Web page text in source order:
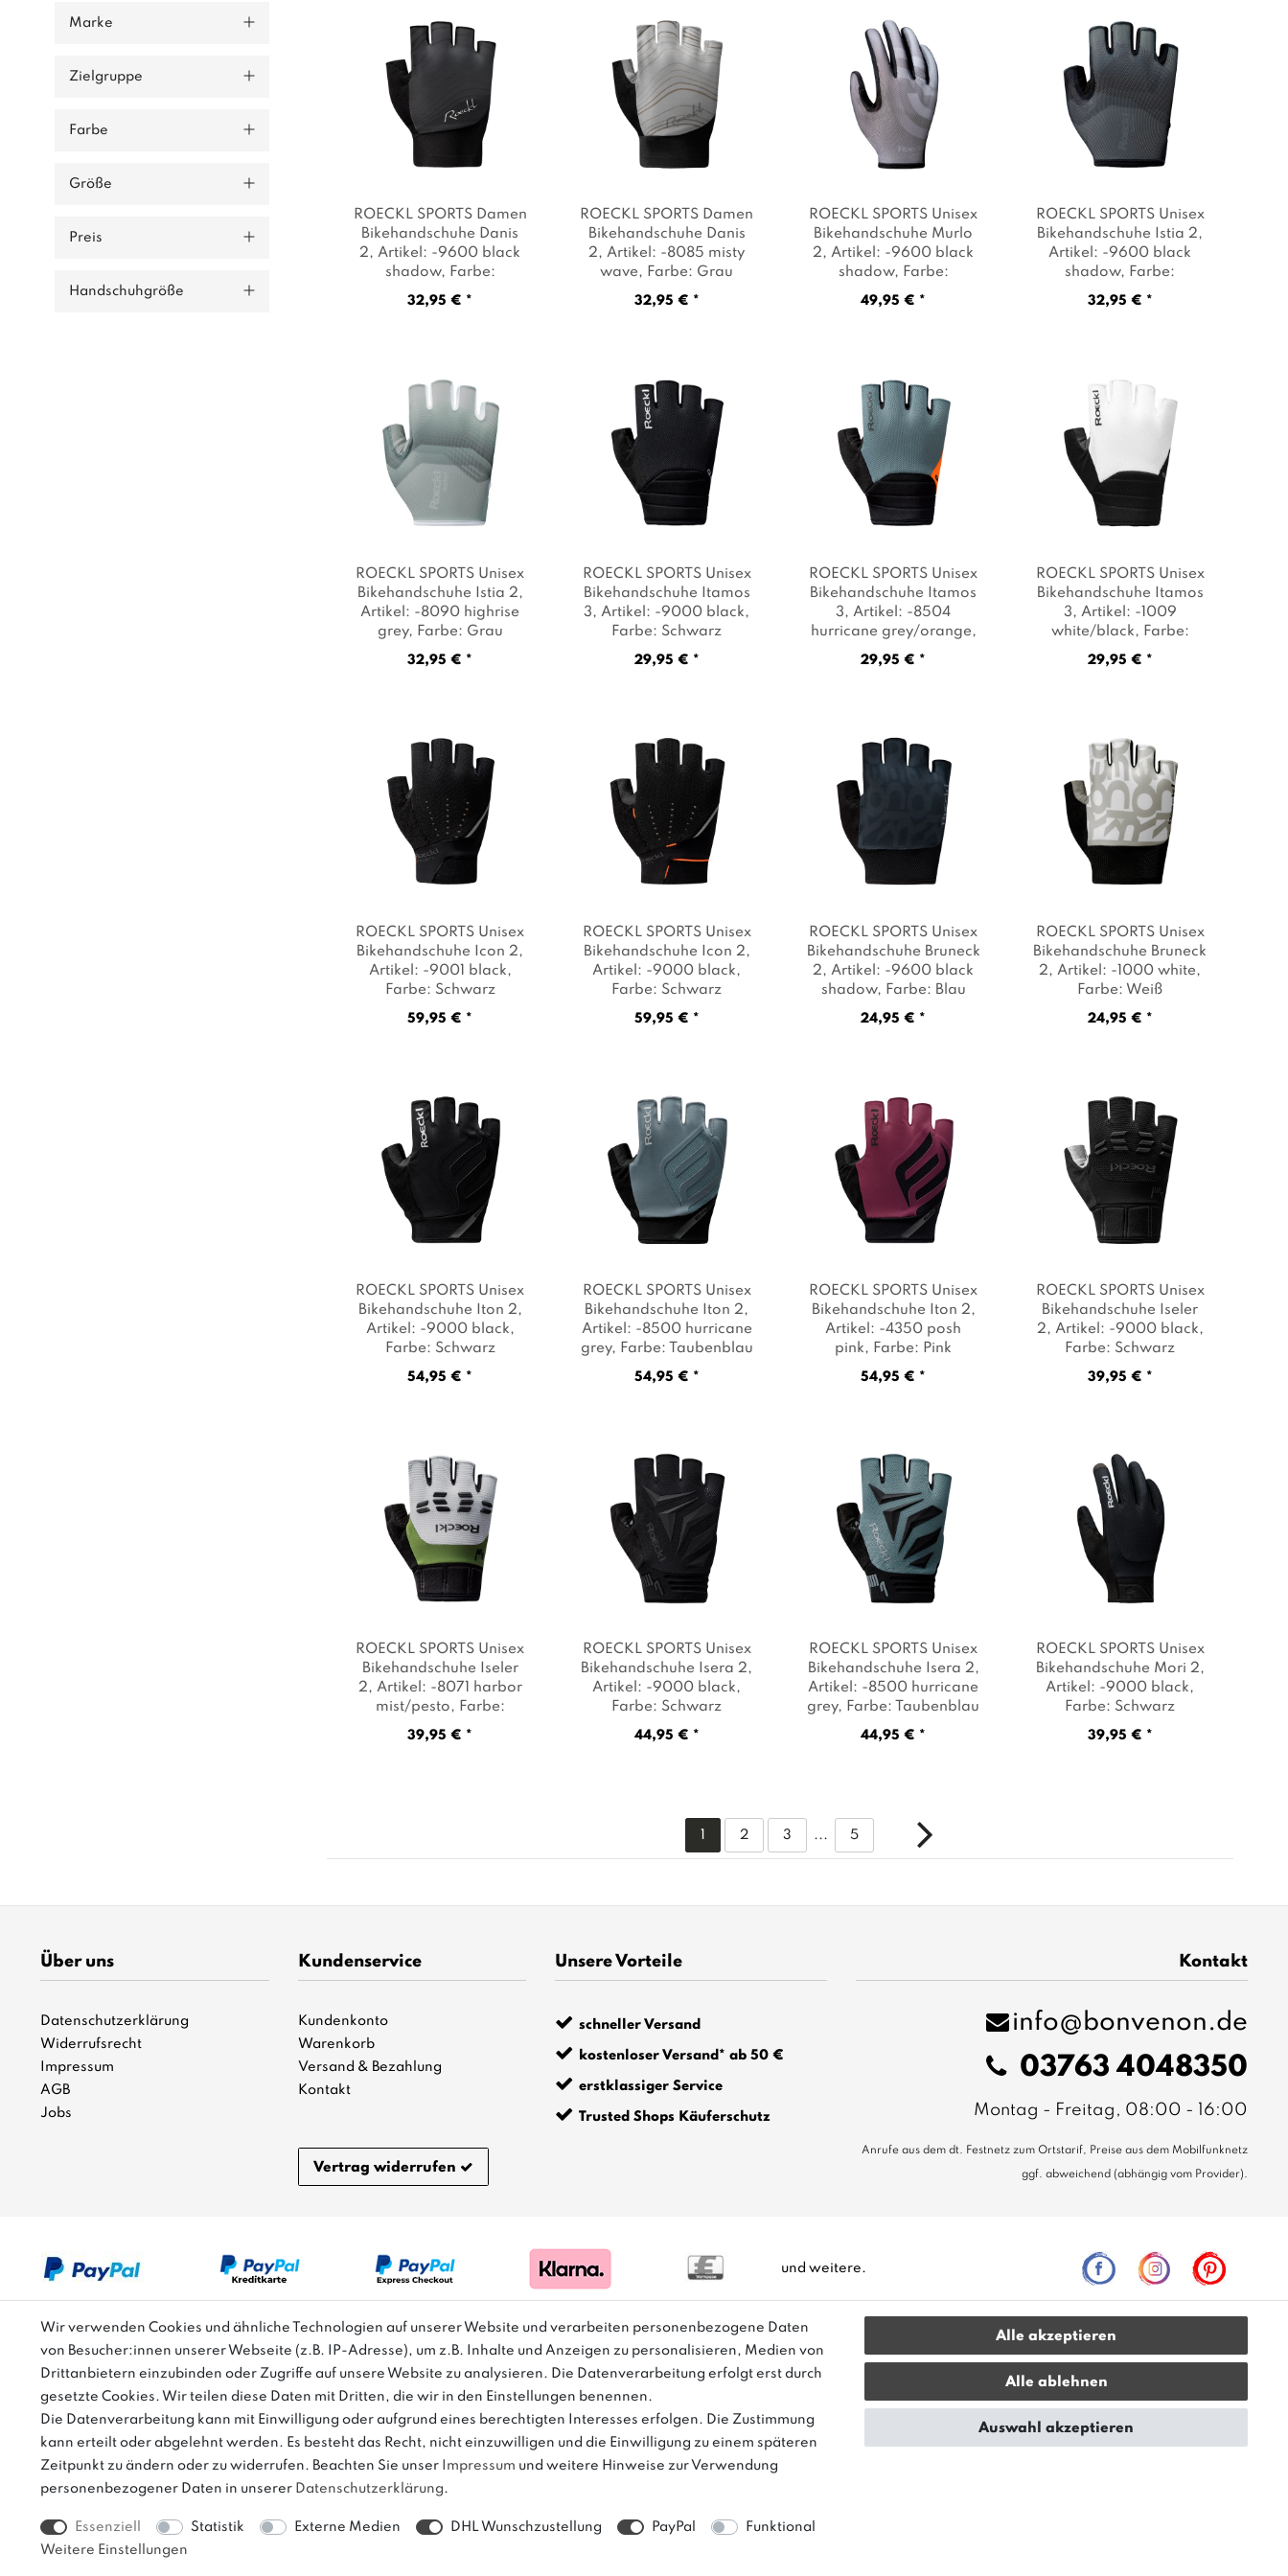
Marke
Zielgruppe
Farbe
Größe
Preis
Handschuhgröße
ROECKL SPORTS Damen
Bikehandschuhe Danis
2, Artikel: -9600 black
shadow, Farbe:
Schwarz
32,95 € *
ROECKL SPORTS Damen
Bikehandschuhe Danis
2, Artikel: -8085 misty
wave, Farbe: Grau
32,95 € *
ROECKL SPORTS Unisex
Bikehandschuhe Murlo
2, Artikel: -9600 black
shadow, Farbe:
Schwarz
49,95 € *
ROECKL SPORTS Unisex
Bikehandschuhe Istia 2,
Artikel: -9600 black
shadow, Farbe:
Schwarz
32,95 € *
ROECKL SPORTS Unisex
Bikehandschuhe Istia 2,
Artikel: -8090 highrise
grey, Farbe: Grau
32,95 € *
ROECKL SPORTS Unisex
Bikehandschuhe Itamos
3, Artikel: -9000 black,
Farbe: Schwarz
29,95 € *
ROECKL SPORTS Unisex
Bikehandschuhe Itamos
3, Artikel: -8504
hurricane grey/orange,
Farbe: Taubenblau
29,95 € *
ROECKL SPORTS Unisex
Bikehandschuhe Itamos
3, Artikel: -1009
white/black, Farbe:
Weiß
29,95 € *
ROECKL SPORTS Unisex
Bikehandschuhe Icon 2,
Artikel: -9001 black,
Farbe: Schwarz
59,95 € *
ROECKL SPORTS Unisex
Bikehandschuhe Icon 2,
Artikel: -9000 black,
Farbe: Schwarz
59,95 € *
ROECKL SPORTS Unisex
Bikehandschuhe Bruneck
2, Artikel: -9600 black
shadow, Farbe: Blau
24,95 € *
ROECKL SPORTS Unisex
Bikehandschuhe Bruneck
2, Artikel: -1000 white,
Farbe: Weiß
24,95 € *
ROECKL SPORTS Unisex
Bikehandschuhe Iton 2,
Artikel: -9000 black,
Farbe: Schwarz
54,95 € *
ROECKL SPORTS Unisex
Bikehandschuhe Iton 2,
Artikel: -8500 hurricane
grey, Farbe: Taubenblau
54,95 € *
ROECKL SPORTS Unisex
Bikehandschuhe Iton 2,
Artikel: -4350 posh
pink, Farbe: Pink
54,95 € *
ROECKL SPORTS Unisex
Bikehandschuhe Iseler
2, Artikel: -9000 black,
Farbe: Schwarz
39,95 € *
ROECKL SPORTS Unisex
Bikehandschuhe Iseler
2, Artikel: -8071 harbor
mist/pesto, Farbe:
Mehrfarbig
39,95 € *
ROECKL SPORTS Unisex
Bikehandschuhe Isera 2,
Artikel: -9000 black,
Farbe: Schwarz
44,95 € *
ROECKL SPORTS Unisex
Bikehandschuhe Isera 2,
Artikel: -8500 hurricane
grey, Farbe: Taubenblau
44,95 € *
ROECKL SPORTS Unisex
Bikehandschuhe Mori 2,
Artikel: -9000 black,
Farbe: Schwarz
39,95 € *
2 3 ... 5
Über uns
Datenschutzerklärung
Widerrufsrecht
Impressum
AGB
Jobs
Kundenservice
Kundenkonto
Warenkorb
Versand & Bezahlung
Kontakt
Vertrag widerrufen
Unsere Vorteile
schneller Versand
kostenloser Versand* ab 50 €
erstklassiger Service
Trusted Shops Käuferschutz
Kontakt
info@bonvenon.de
03763 4048350
Montag - Freitag, 08:00 - 16:00
Anrufe aus dem dt. Festnetz zum Ortstarif, Preise aus dem Mobilfunknetz
ggf. abweichend (abhängig vom Provider).
und weitere.
Wir verwenden Cookies und ähnliche Technologien auf unserer Website und verarbeiten personenbezogene Daten
von Besucher:innen unserer Webseite (z.B. IP-Adresse), um z.B. Inhalte und Anzeigen zu personalisieren, Medien von
Drittanbietern einzubinden oder Zugriffe auf unsere Website zu analysieren. Die Datenverarbeitung erfolgt erst durch
gesetzte Cookies. Wir teilen diese Daten mit Dritten, die wir in den Einstellungen benennen.
Die Datenverarbeitung kann mit Einwilligung oder aufgrund eines berechtigten Interesses erfolgen. Die Zustimmung
kann erteilt oder abgelehnt werden. Es besteht das Recht, nicht einzuwilligen und die Einwilligung zu einem späteren
Zeitpunkt zu ändern oder zu widerrufen. Beachten Sie unser
Impressum und weitere Hinweise zur Verwendung
personenbezogener Daten in unserer Daten­schutz­erklärung.
Essenziell Statistik Externe Medien DHL Wunschzustellung PayPal
Funktional
Weitere Einstellungen
Alle akzeptieren
Alle ablehnen
Auswahl akzeptieren
Bitte beachten: Der UVP stellt keinen Streichpreis im Sinne einer Preisermäßigung, sondern lediglich einen Preisvergleich zur unverbindlichen Preisempfehlung seitens des
Herstellers dar.
* Alle Preise verstehen sich inkl. gesetzl. MwSt. zzgl. | innerhalb von Deutschland ab 50 € Warenwert versandkostenfrei!